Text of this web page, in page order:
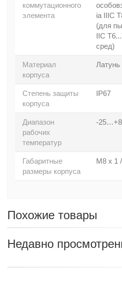
коммутационного
элемента
ia IIIC
(для
IIC
сред)
Материал
корпуса
Латунь
Степень защиты
корпуса
IP67
Диапазон
рабочих
температур
-
Габаритные
размеры корпуса
M8 x 1
Похожие товары
Недавно